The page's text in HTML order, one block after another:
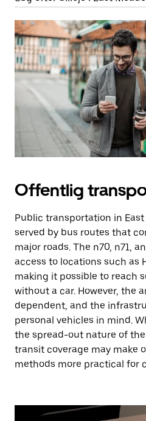
Offentlig
Public transportation in
served by bus routes that
major roads. The n70, n71,
access to locations such as
making it possible to reach
without a car. However, the
dependent, and the
personal vehicles in mind.
the spread-out nature of
transit coverage may make
methods more practical for